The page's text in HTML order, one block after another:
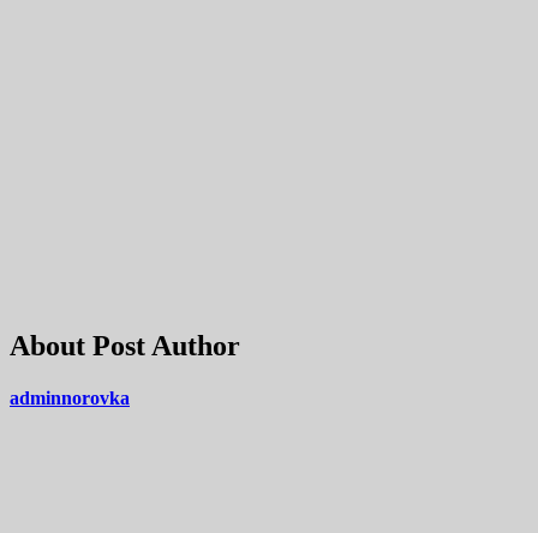
About Post Author
adminnorovka